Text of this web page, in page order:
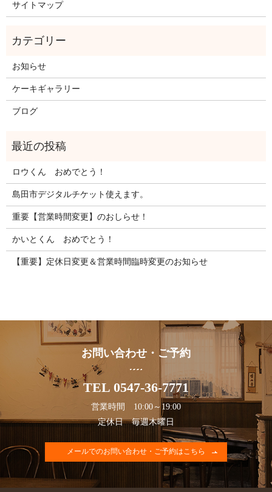
サイトマップ
お知らせ
ケーキギャラリー
ブログ
ロウくん おめでとう！
島田市デジタルチケット使えます。
重要【営業時間変更】のおしらせ！
かいとくん おめでとう！
【重要】定休日変更＆営業時間臨時変更のお知らせ
お問い合わせ・ご予約
TEL 0547-36-7771
営業時間 10:00～19:00
定休日 毎週木曜日
メールでのお問い合わせ・ご予約はこちら